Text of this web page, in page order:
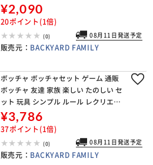
ち運び簡単 折りたたみ 折り畳み 軽量
軽い シンプル 掴みやすい 旅行 トラベ
¥2,090
20ポイント(1倍)
(0) 08月11日発送予定
販売元： BACKYARD FAMILY
ボッチャ ボッチャセット ゲーム 通販
ボッチャ 友達 家族 楽しい たのしい セ
ット 玩具 シンプル ルール レクリエー
ション オモチャ おもちゃ トレードワ
ン スポーツ 介護施設 地上のカーリン
¥3,786
37ポイント(1倍)
(0) 08月11日発送予定
販売元： BACKYARD FAMILY